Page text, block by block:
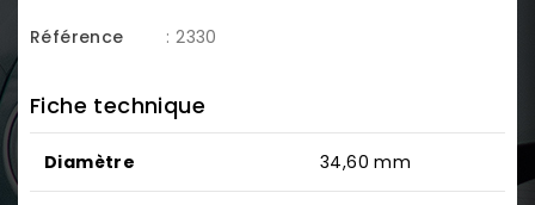
Référence : 2330
Fiche technique
Diamètre 34,60 mm